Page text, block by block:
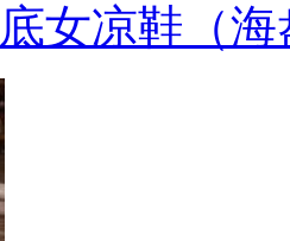
女凉鞋（海